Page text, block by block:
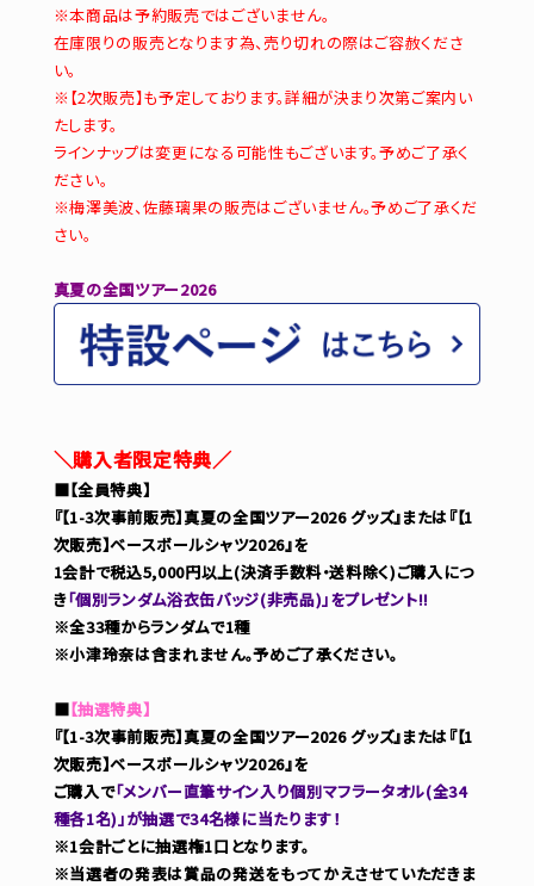
※本商品は予約販売ではございません。
在庫限りの販売となります為、売り切れの際はご容赦くださ
い。
※【2次販売】も予定しております。詳細が決まり次第ご案内い
たします。
ラインナップは変更になる可能性もございます。予めご了承く
ださい。
※梅澤美波、佐藤璃果の販売はございません。予めご了承くだ
さい。
真夏の全国ツアー2026
＼購入者限定特典／
■【全員特典】
『【1-3次事前販売】真夏の全国ツアー2026 グッズ』または『【1
次販売】ベースボールシャツ2026』を
1会計で税込5,000円以上(決済手数料・送料除く)ご購入につ
き「個別ランダム浴衣缶バッジ(非売品)」をプレゼント!!
※全33種からランダムで1種
※小津玲奈は含まれません。予めご了承ください。
■【抽選特典】
『【1-3次事前販売】真夏の全国ツアー2026 グッズ』または『【1
次販売】ベースボールシャツ2026』を
ご購入で「メンバー直筆サイン入り個別マフラータオル(全34
種各1名)」が抽選で34名様に当たります！
※1会計ごとに抽選権1口となります。
※当選者の発表は賞品の発送をもってかえさせていただきま